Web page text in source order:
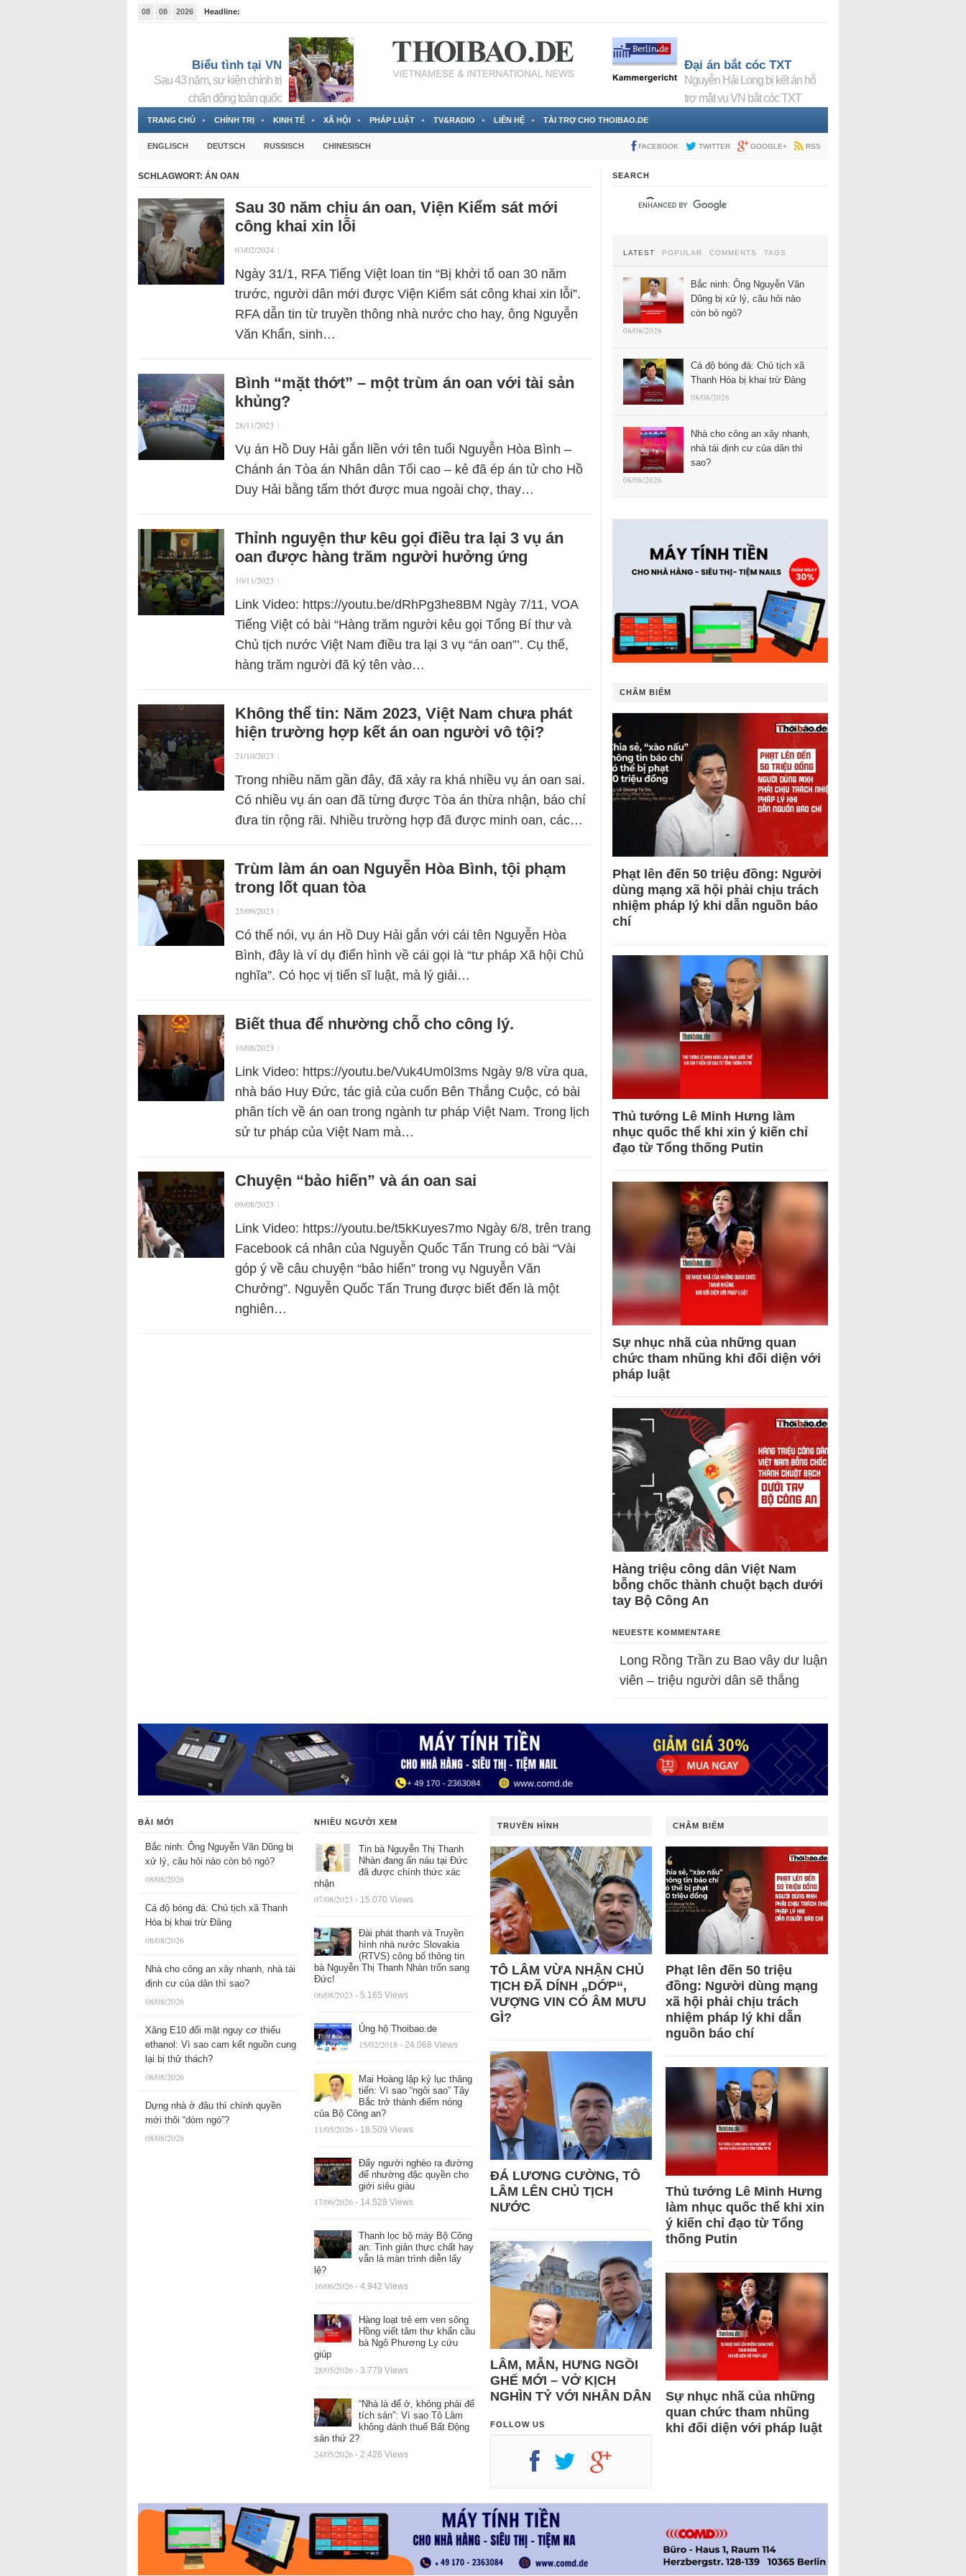
08 08 2026
Headline:
Biểu tình tại VN
Sau 43 năm, sự kiện chính trị
chấn động toàn quốc
Đại án bắt cóc TXT
Nguyễn Hải Long bị kết án hỗ
trợ mật vụ VN bắt cóc TXT
TRANG CHỦ CHÍNH TRỊ KINH TẾ XÃ HỘI PHÁP LUẬT TV&RADIO LIÊN HỆ TÀI TRỢ CHO THOIBAO.DE
ENGLISCH DEUTSCH RUSSISCH CHINESISCH FACEBOOK TWITTER GOOGLE+ RSS
SCHLAGWORT: ÁN OAN
Sau 30 năm chịu án oan, Viện Kiểm sát mới
công khai xin lỗi
03/02/2024 |
Ngày 31/1, RFA Tiếng Việt loan tin “Bị khởi tố oan 30 năm
trước, người dân mới được Viện Kiểm sát công khai xin lỗi”.
RFA dẫn tin từ truyền thông nhà nước cho hay, ông Nguyễn
Văn Khẩn, sinh…
Bình “mặt thớt” – một trùm án oan với tài sản
khủng?
28/11/2023 |
Vụ án Hồ Duy Hải gắn liền với tên tuổi Nguyễn Hòa Bình –
Chánh án Tòa án Nhân dân Tối cao – kẻ đã ép án tử cho Hồ
Duy Hải bằng tấm thớt được mua ngoài chợ, thay…
Thỉnh nguyện thư kêu gọi điều tra lại 3 vụ án
oan được hàng trăm người hưởng ứng
10/11/2023 |
Link Video: https://youtu.be/dRhPg3he8BM Ngày 7/11, VOA
Tiếng Việt có bài “Hàng trăm người kêu gọi Tổng Bí thư và
Chủ tịch nước Việt Nam điều tra lại 3 vụ “án oan”’. Cụ thể,
hàng trăm người đã ký tên vào…
Không thể tin: Năm 2023, Việt Nam chưa phát
hiện trường hợp kết án oan người vô tội?
21/10/2023 |
Trong nhiều năm gần đây, đã xảy ra khá nhiều vụ án oan sai.
Có nhiều vụ án oan đã từng được Tòa án thừa nhận, báo chí
đưa tin rộng rãi. Nhiều trường hợp đã được minh oan, các…
Trùm làm án oan Nguyễn Hòa Bình, tội phạm
trong lốt quan tòa
25/09/2023 |
Có thể nói, vụ án Hồ Duy Hải gắn với cái tên Nguyễn Hòa
Bình, đây là ví dụ điển hình về cái gọi là “tư pháp Xã hội Chủ
nghĩa”. Có học vị tiến sĩ luật, mà lý giải…
Biết thua để nhường chỗ cho công lý.
16/08/2023 |
Link Video: https://youtu.be/Vuk4Um0l3ms Ngày 9/8 vừa qua,
nhà báo Huy Đức, tác giả của cuốn Bên Thắng Cuộc, có bài
phân tích về án oan trong ngành tư pháp Việt Nam. Trong lịch
sử tư pháp của Việt Nam mà…
Chuyện “bảo hiến” và án oan sai
09/08/2023 |
Link Video: https://youtu.be/t5kKuyes7mo Ngày 6/8, trên trang
Facebook cá nhân của Nguyễn Quốc Tấn Trung có bài “Vài
góp ý về câu chuyện “bảo hiến” trong vụ Nguyễn Văn
Chưởng”. Nguyễn Quốc Tấn Trung được biết đến là một
nghiên…
SEARCH
LATEST POPULAR COMMENTS TAGS
Bắc ninh: Ông Nguyễn Văn
Dũng bị xử lý, câu hỏi nào
còn bỏ ngỏ?
08/08/2026
Cá độ bóng đá: Chủ tịch xã
Thanh Hóa bị khai trừ Đảng
08/08/2026
Nhà cho công an xây nhanh,
nhà tái định cư của dân thì
sao?
08/08/2026
CHÂM BIẾM
Phạt lên đến 50 triệu đồng: Người
dùng mạng xã hội phải chịu trách
nhiệm pháp lý khi dẫn nguồn báo
chí
Thủ tướng Lê Minh Hưng làm
nhục quốc thể khi xin ý kiến chỉ
đạo từ Tổng thống Putin
Sự nhục nhã của những quan
chức tham nhũng khi đối diện với
pháp luật
Hàng triệu công dân Việt Nam
bỗng chốc thành chuột bạch dưới
tay Bộ Công An
NEUESTE KOMMENTARE
Long Rồng Trần zu Bao vây dư luận
viên – triệu người dân sẽ thắng
BÀI MỚI
Bắc ninh: Ông Nguyễn Văn Dũng bị
xử lý, câu hỏi nào còn bỏ ngỏ?
08/08/2026
Cá độ bóng đá: Chủ tịch xã Thanh
Hóa bị khai trừ Đảng
08/08/2026
Nhà cho công an xây nhanh, nhà tái
định cư của dân thì sao?
08/08/2026
Xăng E10 đối mặt nguy cơ thiếu
ethanol: Vì sao cam kết nguồn cung
lại bị thử thách?
08/08/2026
Dựng nhà ở đâu thì chính quyền
mới thôi “dòm ngó”?
08/08/2026
NHIỀU NGƯỜI XEM
Tin bà Nguyễn Thị Thanh
Nhàn đang ẩn náu tại Đức
đã được chính thức xác
nhận
07/08/2023 - 15.070 Views
Đài phát thanh và Truyền
hình nhà nước Slovakia
(RTVS) công bố thông tin
bà Nguyễn Thị Thanh Nhàn trốn sang
Đức!
06/08/2023 - 5.165 Views
Ủng hộ Thoibao.de
15/02/2018 - 24.068 Views
Mai Hoàng lập kỷ lục thăng
tiến: Vì sao “ngôi sao” Tây
Bắc trở thành điểm nóng
của Bộ Công an?
11/05/2026 - 18.509 Views
Đẩy người nghèo ra đường
để nhường đặc quyền cho
giới siêu giàu
17/06/2026 - 14.528 Views
Thanh lọc bộ máy Bộ Công
an: Tinh giản thực chất hay
vẫn là màn trình diễn lấy
lệ?
16/06/2026 - 4.942 Views
Hàng loạt trẻ em ven sông
Hồng viết tâm thư khẩn cầu
bà Ngô Phương Ly cứu
giúp
28/05/2026 - 3.779 Views
“Nhà là để ở, không phải để
tích sản”: Vì sao Tô Lâm
không đánh thuế Bất Động
sản thứ 2?
24/05/2026 - 2.426 Views
TRUYỀN HÌNH
TÔ LÂM VỪA NHẬN CHỦ
TỊCH ĐÃ DÍNH „DỚP“,
VƯỢNG VIN CÓ ÂM MƯU
GÌ?
ĐÁ LƯƠNG CƯỜNG, TÔ
LÂM LÊN CHỦ TỊCH
NƯỚC
LÂM, MẪN, HƯNG NGỒI
GHẾ MỚI – VỞ KỊCH
NGHÌN TỶ VỚI NHÂN DÂN
FOLLOW US
CHÂM BIẾM
Phạt lên đến 50 triệu
đồng: Người dùng mạng
xã hội phải chịu trách
nhiệm pháp lý khi dẫn
nguồn báo chí
Thủ tướng Lê Minh Hưng
làm nhục quốc thể khi xin
ý kiến chỉ đạo từ Tổng
thống Putin
Sự nhục nhã của những
quan chức tham nhũng
khi đối diện với pháp luật